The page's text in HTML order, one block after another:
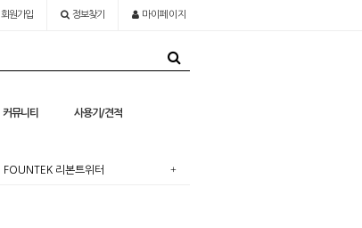
회원가입 정보찾기 마이페이지
커뮤니티 사용기/견적
FOUNTEK 리본트위터